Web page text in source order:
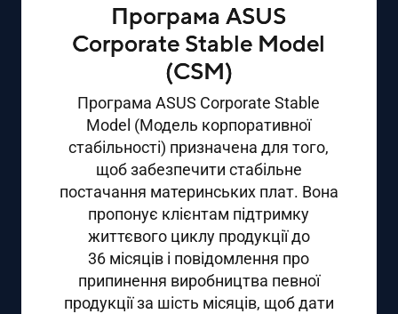
Програма ASUS
Corporate Stable Model
(CSM)
Програма ASUS Corporate Stable
Model (Модель корпоративної
стабільності) призначена для того,
щоб забезпечити стабільне
постачання материнських плат. Вона
пропонує клієнтам підтримку
життєвого циклу продукції до
36 місяців і повідомлення про
припинення виробництва певної
продукції за шість місяців, щоб дати